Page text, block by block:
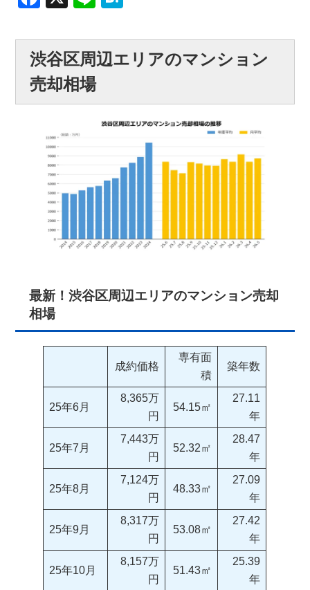
渋谷区周辺エリアのマンション
売却相場
最新！渋谷区周辺エリアのマンション売却
相場
成約価格
専有面
積
築年数
25年6月
8,365万
円
54.15㎡
27.11
年
25年7月
7,443万
円
52.32㎡
28.47
年
25年8月
7,124万
円
48.33㎡
27.09
年
25年9月
8,317万
円
53.08㎡
27.42
年
25年10月
8,157万
円
51.43㎡
25.39
年